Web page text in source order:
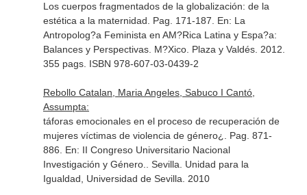
Los cuerpos fragmentados de la globalización: de la
estética a la maternidad. Pag. 171-187. En: La
Antropolog?a Feminista en AM?Rica Latina y Espa?a:
Balances y Perspectivas. M?Xico. Plaza y Valdés. 2012.
355 pags. ISBN 978-607-03-0439-2
Rebollo Catalan, Maria Angeles, Sabuco I Cantó,
Assumpta:
táforas emocionales en el proceso de recuperación de
mujeres víctimas de violencia de género¿. Pag. 871-
886. En: II Congreso Universitario Nacional
Investigación y Género.
. Sevilla. Unidad para la
Igualdad, Universidad de Sevilla. 2010